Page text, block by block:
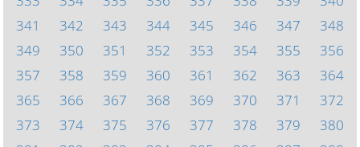
341
342 343 344 345 346 347
348
349
350 351 352 353 354 355
356
357
358 359 360 361 362 363
364
365
366 367 368 369 370 371
372
373
374 375 376 377 378 379
380